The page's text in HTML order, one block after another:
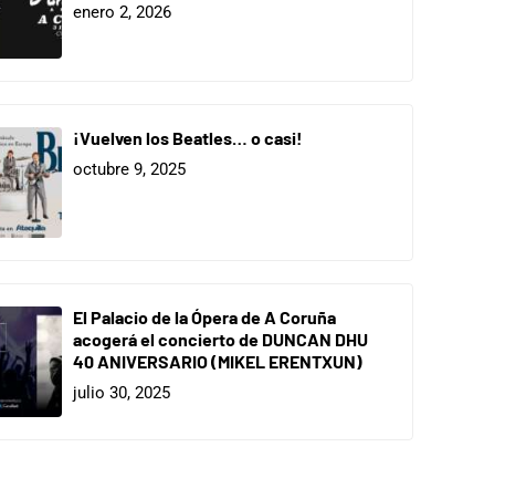
enero 2, 2026
¡Vuelven los Beatles… o casi!
octubre 9, 2025
El Palacio de la Ópera de A Coruña
acogerá el concierto de DUNCAN DHU
40 ANIVERSARIO (MIKEL ERENTXUN)
julio 30, 2025